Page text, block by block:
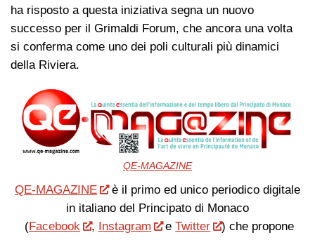
ha risposto a questa iniziativa segna un nuovo
successo per il Grimaldi Forum, che ancora una volta
si conferma come uno dei poli culturali più dinamici
della Riviera.
QE-MAGAZINE
QE-MAGAZINE
è il primo ed unico periodico digitale
in italiano del Principato di Monaco
(Facebook , Instagram eTwitter
) che propone